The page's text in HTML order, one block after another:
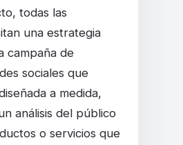
todas las
una estrategia
campaña de
sociales que
a medida,
análisis del público
o servicios que